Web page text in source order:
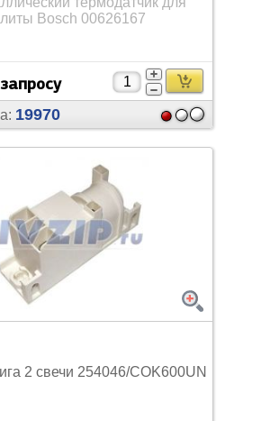
Bosch 00626167
19970
2 свечи 254046/COK600UN